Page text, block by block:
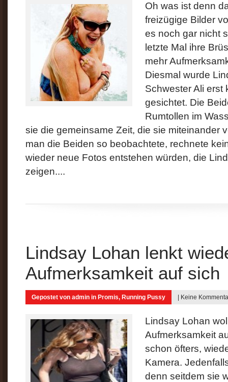
Oh was ist denn
freizügige Bilder
es noch gar nicht
letzte Mal ihre
mehr
Diesmal wurde
Schwester Ali erst
gesichtet. Die
Rumtollen im
sie die gemeinsame Zeit, die sie miteinander
man die Beiden so beobachtete, rechnete
wieder neue Fotos entstehen würden, die
zeigen....
Lindsay Lohan lenkt
Aufmerksamkeit auf sich
Gepostet von admin in Promis, Running Pussy Keine
Lindsay Lohan
Aufmerksamkeit
schon öfters,
Kamera.
denn seitdem sie